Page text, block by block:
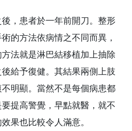
，患者於一年前開刀。整形
的方法依病情之不同而異，
法就是淋巴結移植加上抽除
給予復健。其結果兩側上肢
明顯。當然不是每個病患都
提高警覺，早點就醫，就不
果也比較令人滿意。